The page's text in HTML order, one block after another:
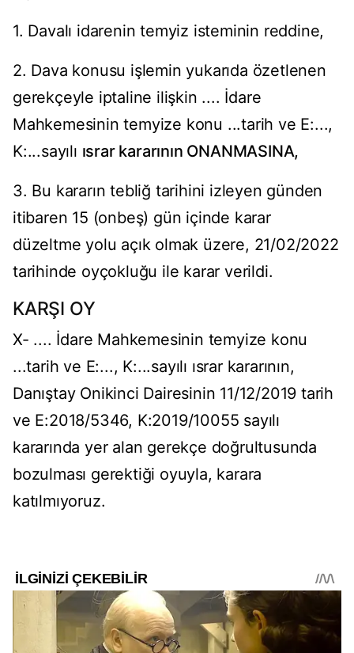
1. Davalı idarenin temyiz isteminin reddine,
2. Dava konusu işlemin yukarıda özetlenen
gerekçeyle iptaline ilişkin .... İdare
Mahkemesinin temyize konu ...tarih ve E:...,
K:...sayılı ısrar kararının ONANMASINA,
3. Bu kararın tebliğ tarihini izleyen günden
itibaren 15 (onbeş) gün içinde karar
düzeltme yolu açık olmak üzere, 21/02/2022
tarihinde oyçokluğu ile karar verildi.
KARŞI OY
X- .... İdare Mahkemesinin temyize konu
...tarih ve E:..., K:...sayılı ısrar kararının,
Danıştay Onikinci Dairesinin 11/12/2019 tarih
ve E:2018/5346, K:2019/10055 sayılı
kararında yer alan gerekçe doğrultusunda
bozulması gerektiği oyuyla, karara
katılmıyoruz.